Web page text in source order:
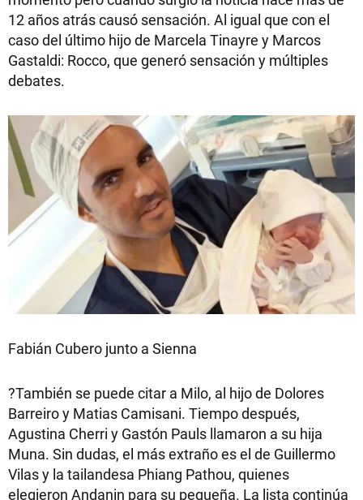
12 años atrás causó sensación. Al igual que con el
caso del último hijo de Marcela Tinayre y Marcos
Gastaldi: Rocco, que generó sensación y múltiples
debates.
Fabián Cubero junto a Sienna
?También se puede citar a Milo, al hijo de Dolores
Barreiro y Matias Camisani. Tiempo después,
Agustina Cherri y Gastón Pauls llamaron a su hija
Muna. Sin dudas, el más extraño es el de Guillermo
Vilas y la tailandesa Phiang Pathou, quienes
elegieron Andanin para su pequeña. La lista continúa